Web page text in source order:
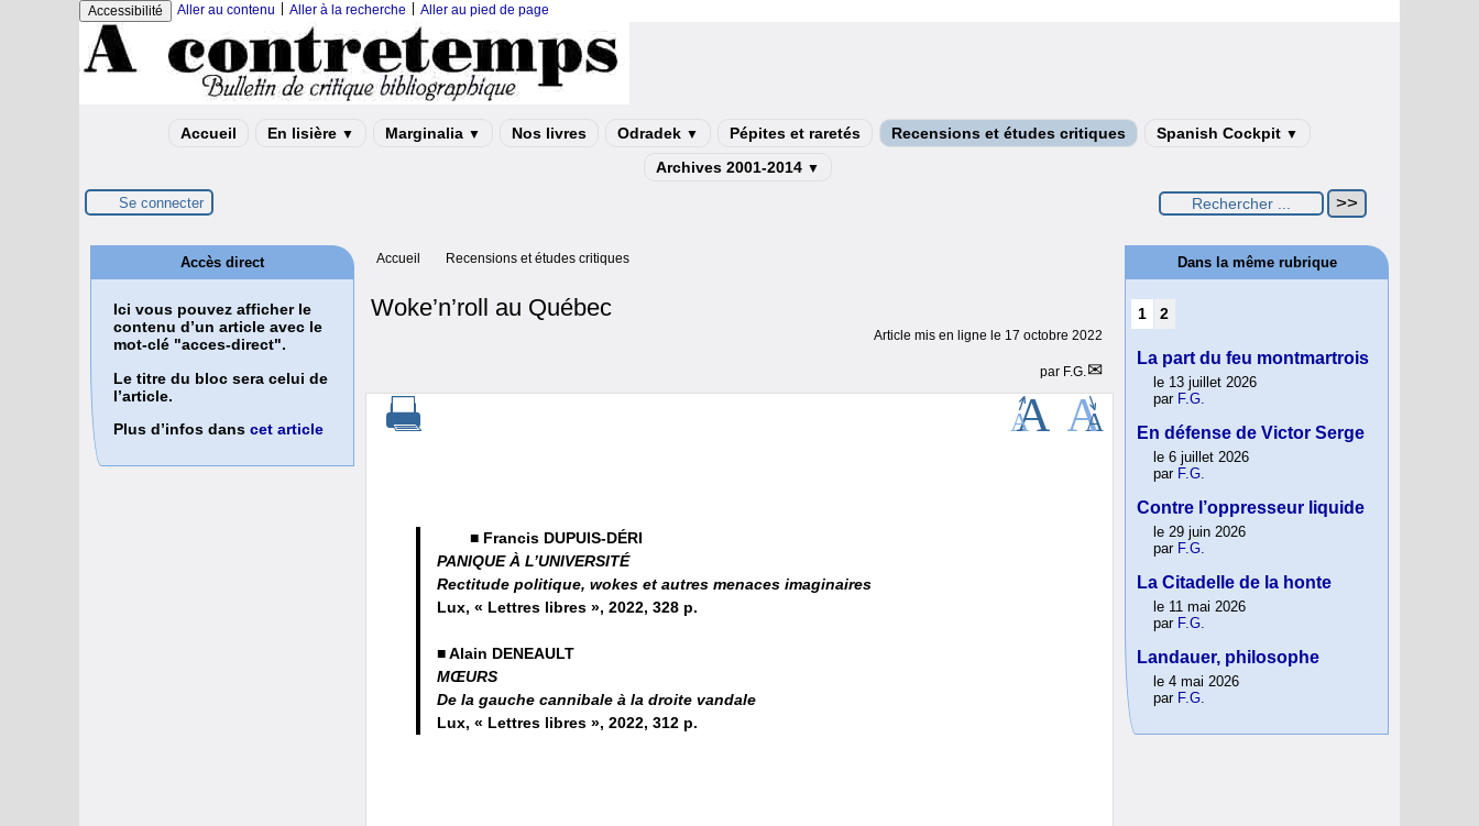
Accessibilité Aller au contenu Aller à la recherche Aller au pied de page
Accueil En lisière ▼ Marginalia ▼ Nos livres Odradek ▼ Pépites et raretés Recensions et études critiques Spanish Cockpit ▼
Archives 2001-2014 ▼
Se connecter
Accueil Recensions et études critiques
Woke’n’roll au Québec
Article mis en ligne le 17 octobre 2022
par F.G.
■ Francis DUPUIS-DÉRI
PANIQUE À L’UNIVERSITÉ
Rectitude politique, wokes et autres menaces imaginaires
Lux, « Lettres libres », 2022, 328 p.
■ Alain DENEAULT
MŒURS
De la gauche cannibale à la droite vandale
Lux, « Lettres libres », 2022, 312 p.
Accès direct
Ici vous pouvez afficher le
contenu d’un article avec le
mot-clé "acces-direct".
Le titre du bloc sera celui de
l’article.
Plus d’infos dans cet article
Dans la même rubrique
1 2
La part du feu montmartrois
le 13 juillet 2026
par F.G.
En défense de Victor Serge
le 6 juillet 2026
par F.G.
Contre l’oppresseur liquide
le 29 juin 2026
par F.G.
La Citadelle de la honte
le 11 mai 2026
par F.G.
Landauer, philosophe
le 4 mai 2026
par F.G.